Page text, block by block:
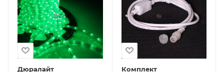
Дюралайт
Комплект